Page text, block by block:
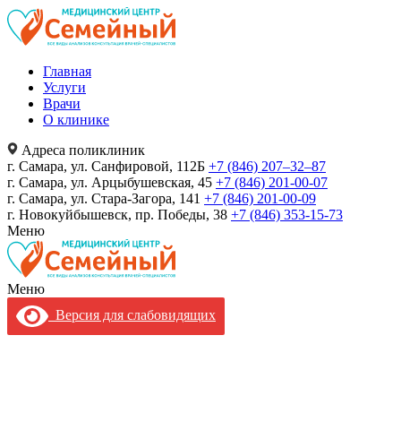
Главная
Услуги
Врачи
О клинике
Адреса поликлиник
г. Самара, ул. Санфировой, 112Б +7 (846) 207‒32‒87
г. Самара, ул. Арцыбушевская, 45 +7 (846) 201-00-07
г. Самара, ул. Стара-Загора, 141 +7 (846) 201-00-09
г. Новокуйбышевск, пр. Победы, 38 +7 (846) 353-15-73
Меню
Меню
Версия для слабовидящих